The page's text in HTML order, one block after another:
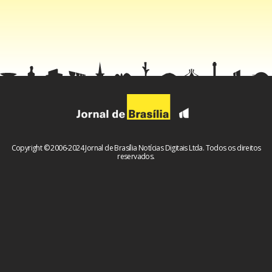
Copyright © 2006-2024 Jornal de Brasília Notícias Digitais Ltda. Todos os direitos
reservados.